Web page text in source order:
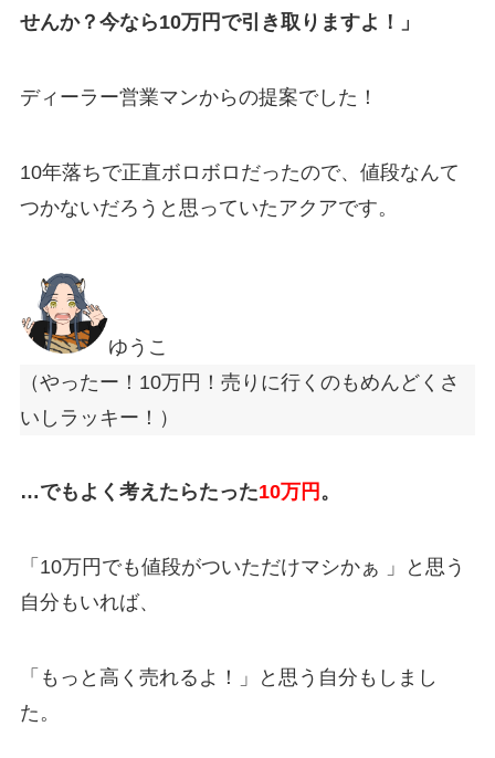
せんか？今なら10万円で引き取りますよ！」
ディーラー営業マンからの提案でした！
10年落ちで正直ボロボロだったので、値段なんて
つかないだろうと思っていたアクアです。
ゆうこ
（やったー！10万円！売りに行くのもめんどくさ
いしラッキー！）
…でもよく考えたらたった10万円 。
「10万円でも値段がついただけマシかぁ
」と思う
自分もいれば、
「もっと高く売れるよ！」と思う自分もしまし
た。